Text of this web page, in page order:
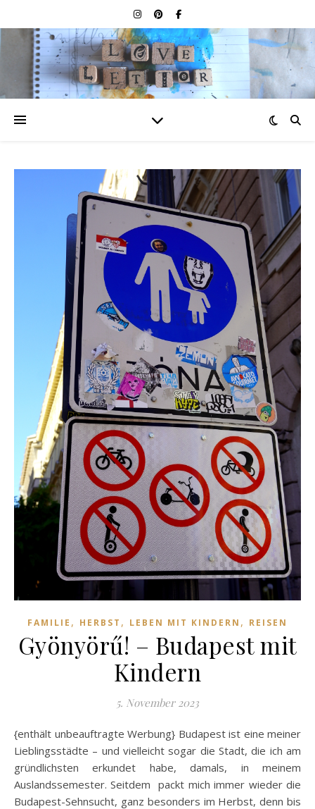
FAMILIE , HERBST , LEBEN MIT KINDERN , REISEN
Gyönyörű! – Budapest mit
Kindern
5. November 2023
{enthält unbeauftragte Werbung} Budapest ist eine meiner
Lieblingsstädte – und vielleicht sogar die Stadt, die ich am
gründlichsten erkundet habe, damals, in meinem
Auslandssemester. Seitdem packt mich immer wieder die
Budapest-Sehnsucht, ganz besonders im Herbst, denn bis